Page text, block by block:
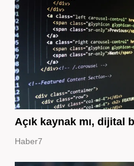
Açık kaynak mı, dijital
Haber7